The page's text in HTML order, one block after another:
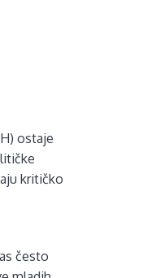
ostaje
kritičko
često